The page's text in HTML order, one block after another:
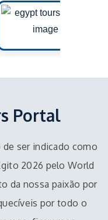
Portal
ser indicado como
2026 pelo World
da nossa paixão por
por todo o